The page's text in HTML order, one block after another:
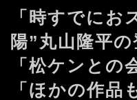
「時すでにお
陽”丸山隆平
「松ケンとの
「ほかの作品